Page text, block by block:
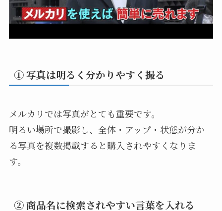
① 写真は明るく分かりやすく撮る
メルカリでは写真がとても重要です。
明るい場所で撮影し、全体・アップ・状態が分か
る写真を複数掲載すると購入されやすくなりま
す。
② 商品名に検索されやすい言葉を入れる